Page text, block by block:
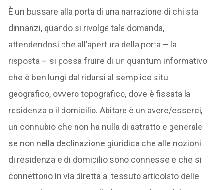
È un bussare alla porta di una narrazione di chi sta
dinnanzi, quando si rivolge tale domanda,
attendendosi che all’apertura della porta – la
risposta – si possa fruire di un quantum informativo
che è ben lungi dal ridursi al semplice situ
geografico, ovvero topografico, dove è fissata la
residenza o il domicilio. Abitare è un avere/esserci,
un connubio che non ha nulla di astratto e generale
se non nella declinazione giuridica che alle nozioni
di residenza e di domicilio sono connesse e che si
connettono in via diretta al tessuto articolato delle